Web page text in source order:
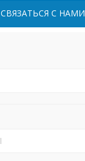
СВЯЗАТЬСЯ С НАМИ